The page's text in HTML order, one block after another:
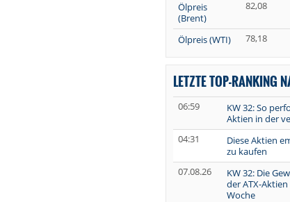
Ölpreis
(Brent)
82,08
Ölpreis (WTI) 78,18
LETZTE TOP-RANKING
06:59
KW 32: So
Aktien in der
04:31
Diese Aktien
zu kaufen
07.08.26
KW 32: Die
der ATX-
Woche